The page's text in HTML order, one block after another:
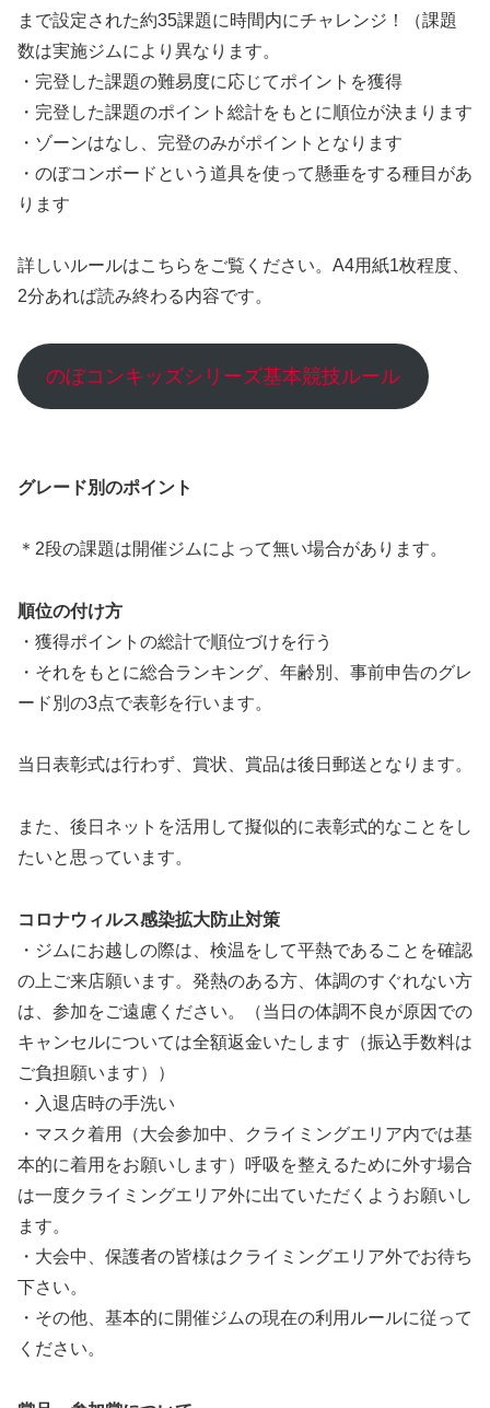
まで設定された約35課題に時間内にチャレンジ！（課題
数は実施ジムにより異なります。
・完登した課題の難易度に応じてポイントを獲得
・完登した課題のポイント総計をもとに順位が決まります
・ゾーンはなし、完登のみがポイントとなります
・のぼコンボードという道具を使って懸垂をする種目があ
ります
詳しいルールはこちらをご覧ください。A4用紙1枚程度、
2分あれば読み終わる内容です。
のぼコンキッズシリーズ基本競技ルール
グレード別のポイント
＊2段の課題は開催ジムによって無い場合があります。
順位の付け方
・獲得ポイントの総計で順位づけを行う
・それをもとに総合ランキング、年齢別、事前申告のグレ
ード別の3点で表彰を行います。
当日表彰式は行わず、賞状、賞品は後日郵送となります。
また、後日ネットを活用して擬似的に表彰式的なことをし
たいと思っています。
コロナウィルス感染拡大防止対策
・ジムにお越しの際は、検温をして平熱であることを確認
の上ご来店願います。発熱のある方、体調のすぐれない方
は、参加をご遠慮ください。（当日の体調不良が原因での
キャンセルについては全額返金いたします（振込手数料は
ご負担願います））
・入退店時の手洗い
・マスク着用（大会参加中、クライミングエリア内では基
本的に着用をお願いします）呼吸を整えるために外す場合
は一度クライミングエリア外に出ていただくようお願いし
ます。
・大会中、保護者の皆様はクライミングエリア外でお待ち
下さい。
・その他、基本的に開催ジムの現在の利用ルールに従って
ください。